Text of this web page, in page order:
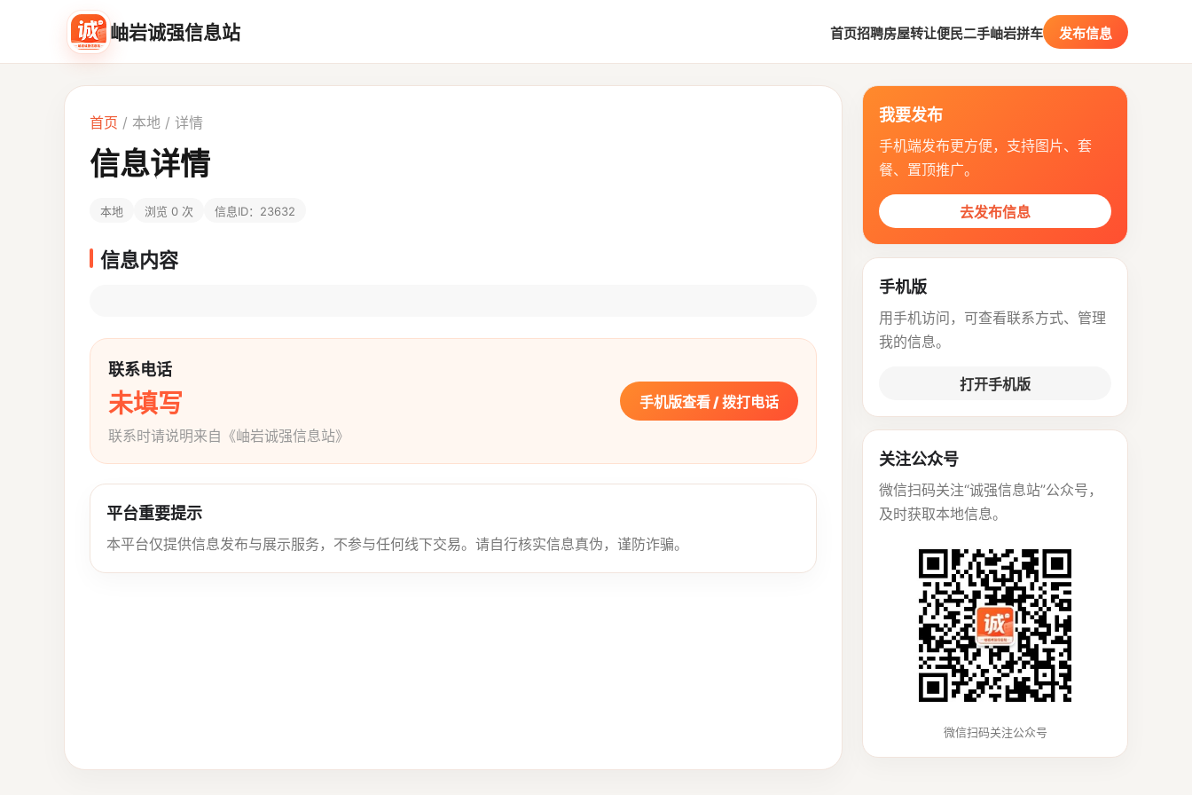
岫岩诚强信息站 首页招聘房屋转让便民二手岫岩拼车 发布信息
首页 / 本地 / 详情
信息详情
本地 浏览 0 次 信息ID：23632
信息内容
联系电话
未填写
联系时请说明来自《岫岩诚强信息站》
手机版查看 / 拨打电话
平台重要提示
本平台仅提供信息发布与展示服务，不参与任何线下交易。请自行核实信息真伪，谨防诈骗。
我要发布
手机端发布更方便，支持图片、套
餐、置顶推广。
去发布信息
手机版
用手机访问，可查看联系方式、管理
我的信息。
打开手机版
关注公众号
微信扫码关注“诚强信息站”公众号，
及时获取本地信息。
微信扫码关注公众号